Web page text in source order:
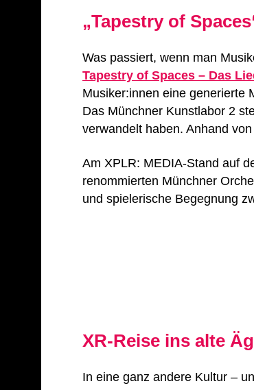
„Tapestry of
Was passiert, wenn man
Tapestry of Spaces – Das
Musiker:innen eine generierte
Das Münchner Kunstlabor 2
verwandelt haben. Anhand
Am XPLR: MEDIA-Stand auf
renommierten Münchner
und spielerische Begegnung
XR-Reise ins alte
In eine ganz andere Kultur –